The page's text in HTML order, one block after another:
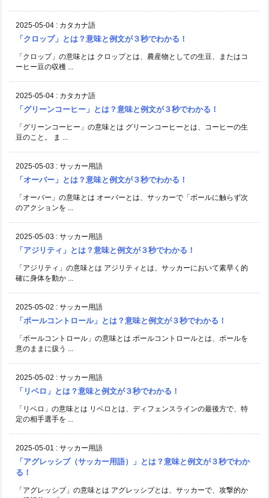
2025-05-04 : カタカナ語
「クロップ」とは？意味と例文が３秒でわかる！
「クロップ」の意味とは クロップとは、農産物としての生豆、またはコ
ーヒー豆の収穫 ...
2025-05-04 : カタカナ語
「グリーンコーヒー」とは？意味と例文が３秒でわかる！
「グリーンコーヒー」の意味とは グリーンコーヒーとは、コーヒーの生
豆のこと。 ま ...
2025-05-03 : サッカー用語
「オーバー」とは？意味と例文が３秒でわかる！
「オーバー」の意味とは オーバーとは、サッカーで「ボールに触らず次
のアクションを ...
2025-05-03 : サッカー用語
「アジリティ」とは？意味と例文が３秒でわかる！
「アジリティ」の意味とは アジリティとは、サッカーにおいて素早く的
確に身体を動か ...
2025-05-02 : サッカー用語
「ボールコントロール」とは？意味と例文が３秒でわかる！
「ボールコントロール」の意味とは ボールコントロールとは、ボールを
意のままに扱う ...
2025-05-02 : サッカー用語
「リベロ」とは？意味と例文が３秒でわかる！
「リベロ」の意味とは リベロとは、ディフェンスラインの最後方で、特
定の相手選手を ...
2025-05-01 : サッカー用語
「アグレッシブ（サッカー用語）」とは？意味と例文が３秒でわか
る！
「アグレッシブ」の意味とは アグレッシブとは、サッカーで、攻撃的か